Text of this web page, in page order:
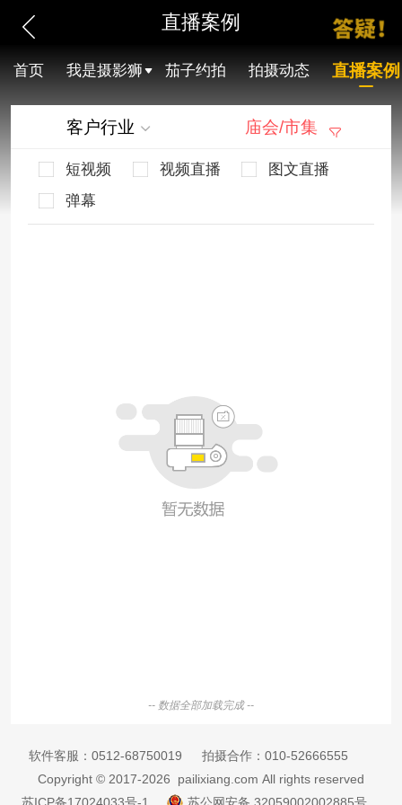
直播案例
首页 我是摄影狮 茄子约拍 拍摄动态 直播案例
客户行业 庙会/市集
短视频 视频直播
图文直播
弹幕
-- 数据全部加载完成 --
软件客服： 0512-68750019 拍摄合作： 010-52666555
Copyright © 2017-2026 pailixiang.com All rights reserved
苏ICP备17024033号-1
苏公网安备 32059002002885号